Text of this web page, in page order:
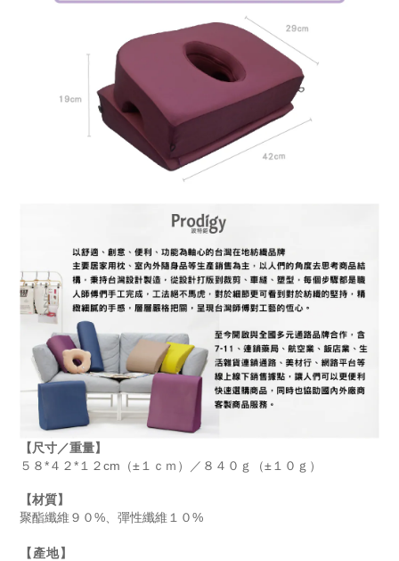
【尺寸／重量】
５８*４２*１２cm（±１ｃｍ）／８４０ｇ（±１０ｇ）
【材質】
聚酯纖維９０%、彈性纖維１０%
【產地】